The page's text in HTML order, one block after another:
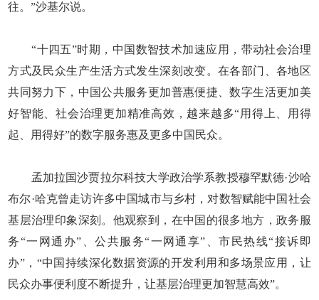
往。”沙基尔说。
“十四五”时期，中国数智技术加速应用，带动社会治理
方式及民众生产生活方式发生深刻改变。在各部门、各地区
共同努力下，中国公共服务更加普惠便捷、数字生活更加美
好智能、社会治理更加精准高效，越来越多“用得上、用得
起、用得好”的数字服务惠及更多中国民众。
孟加拉国沙贾拉尔科技大学政治学系教授穆罕默德·沙哈
布尔·哈克曾走访许多中国城市与乡村，对数智赋能中国社会
基层治理印象深刻。他观察到，在中国的很多地方，政务服
务“一网通办”、公共服务“一网通享”、市民热线“接诉即
办”，“中国持续深化数据资源的开发利用和多场景应用，让
民众办事便利度不断提升，让基层治理更加智慧高效”。